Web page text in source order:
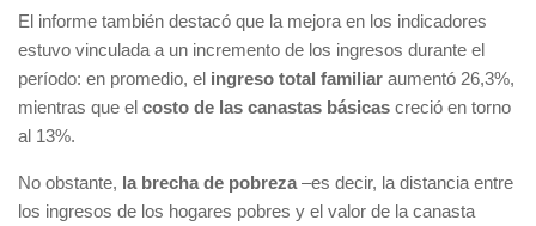
El informe también destacó que la mejora en los indicadores
estuvo vinculada a un incremento de los ingresos durante el
período: en promedio, el ingreso total familiar aumentó 26,3%,
mientras que el costo de las canastas básicas creció en torno
al 13%.
No obstante, la brecha de pobreza –es decir, la distancia entre
los ingresos de los hogares pobres y el valor de la canasta